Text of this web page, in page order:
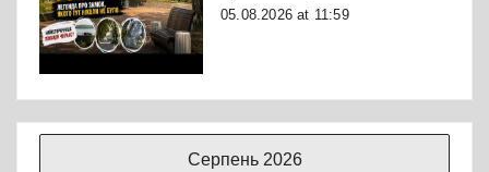
05.08.2026 at 11:59
Серпень 2026